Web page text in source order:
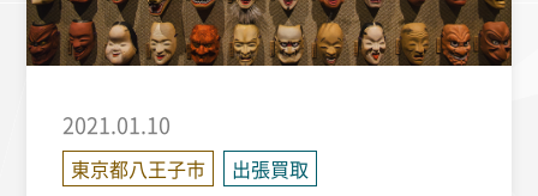
2021.01.10
東京都八王子市 出張買取